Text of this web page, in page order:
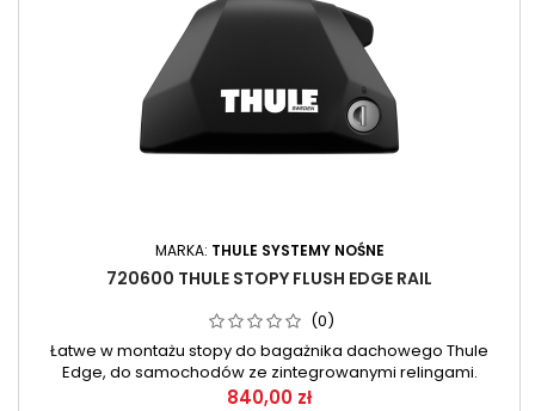
MARKA: THULE SYSTEMY NOŚNE
720600 THULE STOPY FLUSH EDGE RAIL
(0)
Łatwe w montażu stopy do bagażnika dachowego Thule
Edge, do samochodów ze zintegrowanymi relingami.
Komplet zawiera 4 szt.
840,00 zł